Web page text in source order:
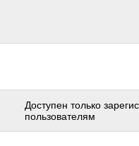
Доступен только
пользователям